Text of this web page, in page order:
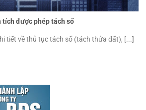
tích được phép tách sổ
tiết về thủ tục tách sổ (tách thửa đất), [...]